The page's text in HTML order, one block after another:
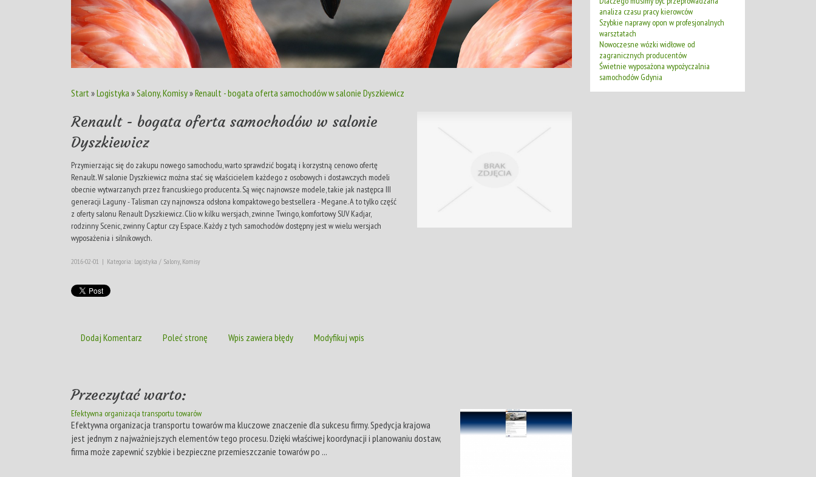
Start »Logistyka »Salony, Komisy»Renault - bogata oferta samochodów w salonie Dyszkiewicz
Renault - bogata oferta samochodów w salonie
Dyszkiewicz
Przymierzając się do zakupu nowego samochodu, warto sprawdzić bogatą i korzystną cenowo ofertę
Renault. W salonie Dyszkiewicz można stać się właścicielem każdego z osobowych i dostawczych modeli
obecnie wytwarzanych przez francuskiego producenta. Są więc najnowsze modele, takie jak następca III
generacji Laguny - Talisman czy najnowsza odsłona kompaktowego bestsellera - Megane. A to tylko część
z oferty salonu Renault Dyszkiewicz. Clio w kilku wersjach, zwinne Twingo, komfortowy SUV Kadjar,
rodzinny Scenic, zwinny Captur czy Espace. Każdy z tych samochodów dostępny jest w wielu wersjach
wyposażenia i silnikowych.
2016-02-01 | Kategoria: Logistyka / Salony, Komisy
Dodaj Komentarz Poleć stronę Wpis zawiera błędy Modyfikuj wpis
Przeczytać warto:
Efektywna organizacja transportu towarów
Efektywna organizacja transportu towarów ma kluczowe znaczenie dla sukcesu firmy. Spedycja krajowa
jest jednym z najważniejszych elementów tego procesu. Dzięki właściwej koordynacji i planowaniu dostaw,
firma może zapewnić szybkie i bezpieczne przemieszczanie towarów po ...
analiza czasu pracy kierowców
Szybkie naprawy opon w profesjonalnych
warsztatach
Nowoczesne wózki widłowe od
zagranicznych producentów
Świetnie wyposażona wypożyczalnia
samochodów Gdynia